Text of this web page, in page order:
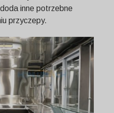
inne potrzebne
przyczepy.